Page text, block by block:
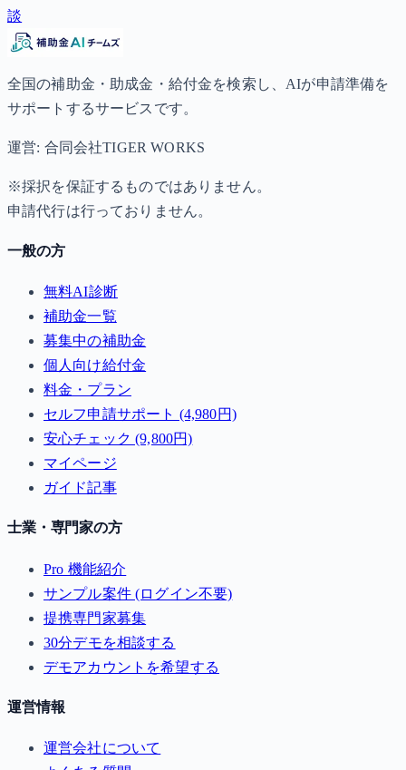
談
全国の補助金・助成金・給付金を検索し、AIが申請準備を
サポートするサービスです。
運営: 合同会社TIGER WORKS
※採択を保証するものではありません。
申請代行は行っておりません。
一般の方
無料AI診断
補助金一覧
募集中の補助金
個人向け給付金
料金・プラン
セルフ申請サポート (4,980円)
安心チェック (9,800円)
マイページ
ガイド記事
士業・専門家の方
Pro 機能紹介
サンプル案件 (ログイン不要)
提携専門家募集
30分デモを相談する
デモアカウントを希望する
運営情報
運営会社について